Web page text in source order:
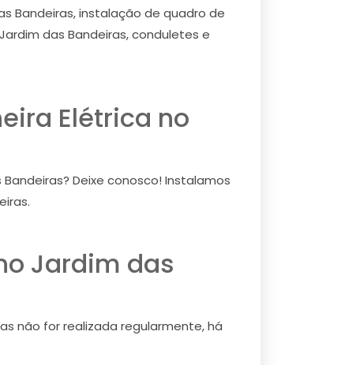
Bandeiras, instalação de quadro de
das Bandeiras, conduletes e
Elétrica no
Deixe conosco! Instalamos
Jardim das
não for realizada regularmente, há